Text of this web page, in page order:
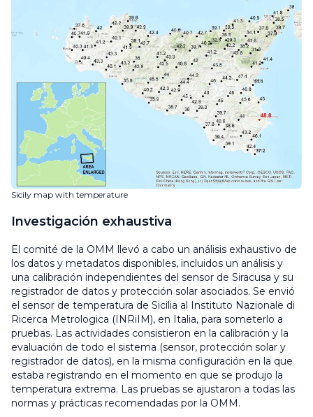
Sicily map with temperature
Investigación exhaustiva
El comité de la OMM llevó a cabo un análisis exhaustivo de
los datos y metadatos disponibles, incluidos un análisis y
una calibración independientes del sensor de Siracusa y su
registrador de datos y protección solar asociados. Se envió
el sensor de temperatura de Sicilia al Instituto Nazionale di
Ricerca Metrologica (INRiIM), en Italia, para someterlo a
pruebas. Las actividades consistieron en la calibración y la
evaluación de todo el sistema (sensor, protección solar y
registrador de datos), en la misma configuración en la que
estaba registrando en el momento en que se produjo la
temperatura extrema. Las pruebas se ajustaron a todas las
normas y prácticas recomendadas por la OMM.